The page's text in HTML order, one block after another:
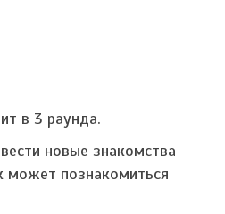
в 3 раунда.
новые знакомства
может познакомиться